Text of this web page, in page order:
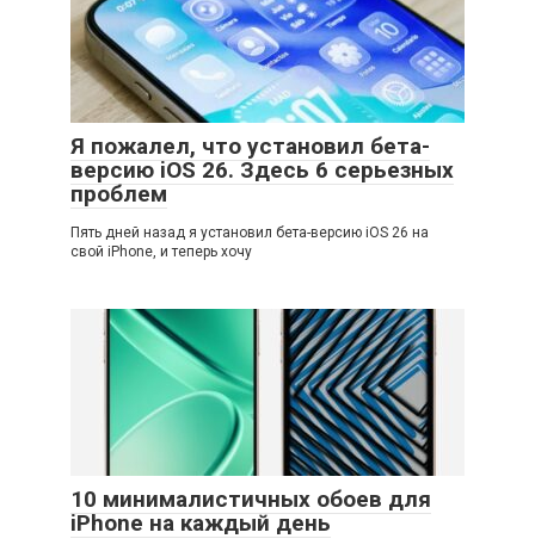
Я пожалел, что установил бета-
версию iOS 26. Здесь 6 серьезных
проблем
Пять дней назад я установил бета-версию iOS 26 на
свой iPhone, и теперь хочу
10 минималистичных обоев для
iPhone на каждый день